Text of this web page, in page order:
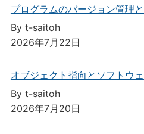
プログラムのバージョン管理
By t-saitoh
2026年7月22日
オブジェクト指向とソフトウ
By t-saitoh
2026年7月20日